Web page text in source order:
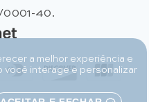
40.
de pagamento
a melhor experiência e
você interage e personalizar